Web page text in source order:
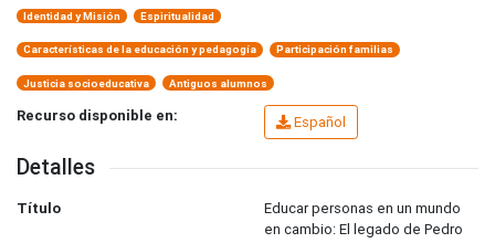
Identidad y Misión Espiritualidad
Características de la educación y pedagogía Participación familias
Justicia socioeducativa Antiguos alumnos
Recurso disponible en: Español
Detalles
Título
Educar personas en un mundo
en cambio: El legado de Pedro